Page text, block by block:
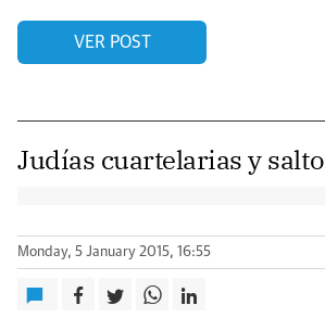
VER POST
Judías cuartelarias y
Monday, 5 January 2015, 16:55